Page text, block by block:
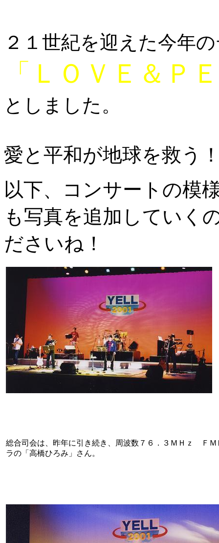
２１世紀を迎えた今年
「ＬＯＶＥ＆Ｐ
としました。
愛と平和が地球を救う
以下、コンサートの模
も写真を追加していく
ださいね！
総合司会は、昨年に引き続き、周波数７６．３ＭＨｚ ＦＭ
ラの「高橋ひろみ」さん。